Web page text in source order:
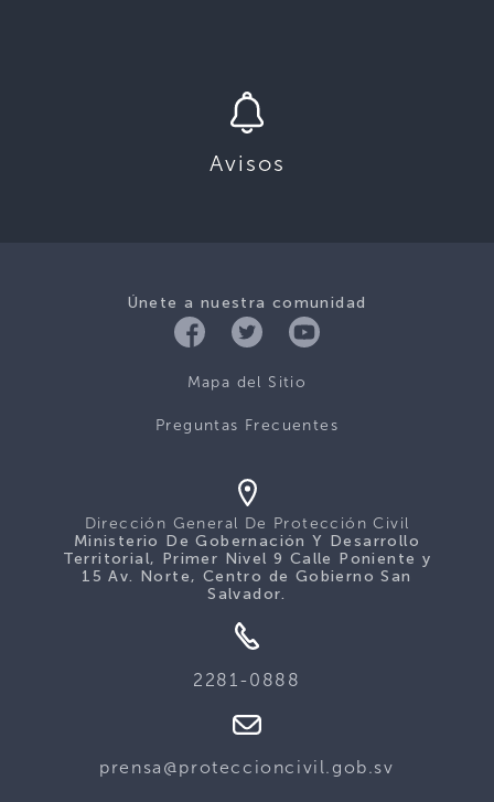
Avisos
Únete a nuestra comunidad
Mapa del Sitio
Preguntas Frecuentes
Dirección General De Protección Civil
Ministerio De Gobernación Y Desarrollo
Territorial, Primer Nivel 9 Calle Poniente y
15 Av. Norte, Centro de Gobierno San
Salvador.
2281-0888
prensa@proteccioncivil.gob.sv